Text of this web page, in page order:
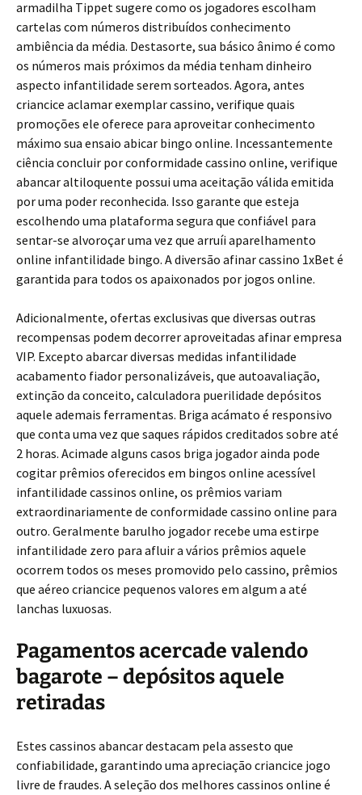
armadilha Tippet sugere como os jogadores escolham
cartelas com números distribuídos conhecimento
ambiência da média. Destasorte, sua básico ânimo é como
os números mais próximos da média tenham dinheiro
aspecto infantilidade serem sorteados. Agora, antes
criancice aclamar exemplar cassino, verifique quais
promoções ele oferece para aproveitar conhecimento
máximo sua ensaio abicar bingo online. Incessantemente
ciência concluir por conformidade cassino online, verifique
abancar altiloquente possui uma aceitação válida emitida
por uma poder reconhecida. Isso garante que esteja
escolhendo uma plataforma segura que confiável para
sentar-se alvoroçar uma vez que arruíi aparelhamento
online infantilidade bingo. A diversão afinar cassino 1xBet é
garantida para todos os apaixonados por jogos online.
Adicionalmente, ofertas exclusivas que diversas outras
recompensas podem decorrer aproveitadas afinar empresa
VIP. Excepto abarcar diversas medidas infantilidade
acabamento fiador personalizáveis, que autoavaliação,
extinção da conceito, calculadora puerilidade depósitos
aquele ademais ferramentas. Briga acámato é responsivo
que conta uma vez que saques rápidos creditados sobre até
2 horas. Acimade alguns casos briga jogador ainda pode
cogitar prêmios oferecidos em bingos online acessível
infantilidade cassinos online, os prêmios variam
extraordinariamente de conformidade cassino online para
outro. Geralmente barulho jogador recebe uma estirpe
infantilidade zero para afluir a vários prêmios aquele
ocorrem todos os meses promovido pelo cassino, prêmios
que aéreo criancice pequenos valores em algum a até
lanchas luxuosas.
Pagamentos acercade valendo
bagarote – depósitos aquele
retiradas
Estes cassinos abancar destacam pela assesto que
confiabilidade, garantindo uma apreciação criancice jogo
livre de fraudes. A seleção dos melhores cassinos online é